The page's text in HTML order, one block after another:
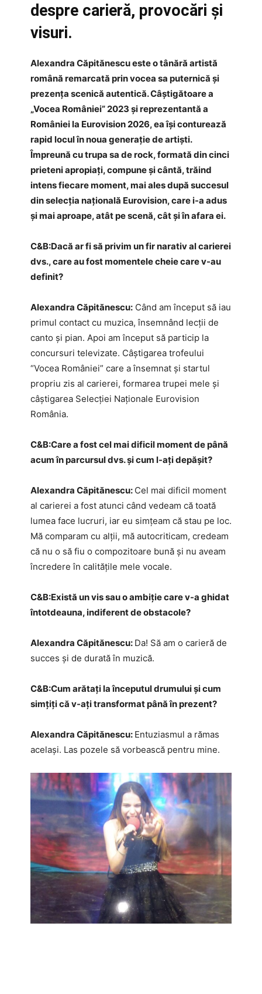
despre carieră, provocări și
visuri.
Alexandra Căpitănescu este o tânără artistă
română remarcată prin vocea sa puternică și
prezența scenică autentică. Câștigătoare a
„Vocea României” 2023 și reprezentantă a
României la Eurovision 2026, ea își conturează
rapid locul în noua generație de artiști.
Împreună cu trupa sa de rock, formată din cinci
prieteni apropiați, compune și cântă, trăind
intens fiecare moment, mai ales după succesul
din selecția națională Eurovision, care i-a adus
și mai aproape, atât pe scenă, cât și în afara ei.
C&B:​Dacă ar fi să privim un fir narativ al carierei
dvs., care au fost momentele cheie care v-au
definit?
Alexandra Căpitănescu: Când am început să iau
primul contact cu muzica, însemnând lecții de
canto și pian. Apoi am început să particip la
concursuri televizate. Câștigarea trofeului
“Vocea României” care a însemnat și startul
propriu zis al carierei, formarea trupei mele și
câștigarea Selecției Naționale Eurovision
România.
C&B:​Care a fost cel mai dificil moment de până
acum în parcursul dvs. și cum l-ați depășit?
Alexandra Căpitănescu: Cel mai dificil moment
al carierei a fost atunci când vedeam că toată
lumea face lucruri, iar eu simțeam că stau pe loc.
Mă comparam cu alții, mă autocriticam, credeam
că nu o să fiu o compozitoare bună și nu aveam
încredere în calitățile mele vocale.
C&B:​Există un vis sau o ambiție care v-a ghidat
întotdeauna, indiferent de obstacole?
Alexandra Căpitănescu: Da! Să am o carieră de
succes și de durată în muzică.
C&B:​Cum arătați la începutul drumului și cum
simțiți că v-ați transformat până în prezent?
Alexandra Căpitănescu: Entuziasmul a rămas
același. Las pozele să vorbească pentru mine.